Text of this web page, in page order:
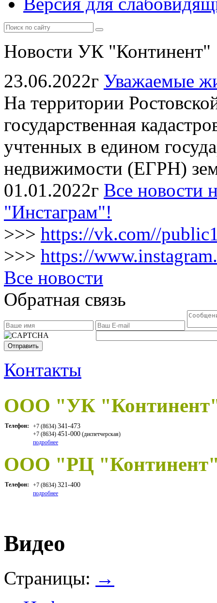
Новости УК "Континент"
23.06.2022г Уважаемые
На территории
государственная
учтенных в едином
недвижимости (ЕГРН)
01.01.2022г Все новости
"Инстаграм"!
>>> https://vk.com//
>>> https://
Все новости
Обратная связь
Отправить
Контакты
OOO "УК
Телефон: +7 (8634) 341-473
+7 (8634) 451-000 (диспетчерская)
подробнее
ООО "РЦ
Телефон: +7 (8634) 321-400
подробнее
Видео
Страницы: →